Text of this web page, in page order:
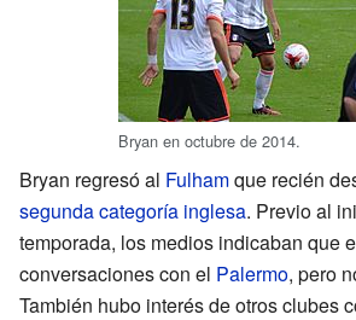
Bryan en octubre de 2014.
Bryan regresó al Fulhamque recién
segunda categoría inglesa. Previo al
temporada, los medios indicaban que
conversaciones con el Palermo, pero
También hubo interés de otros clubes